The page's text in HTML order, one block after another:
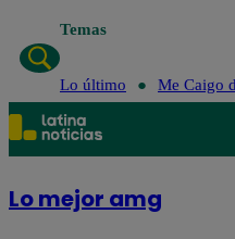
Temas
Lo último Me Caigo
Lo mejor amg